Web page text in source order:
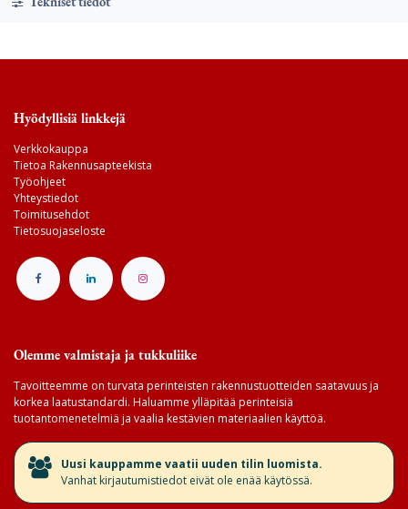
Hyödyllisiä linkkejä
Verkkokauppa
Tietoa Rakennusapteekista
Työohjeet
Yhteystiedot
Toimitusehdot
Tietosuojaseloste
Olemme valmistaja ja tukkuliike
Tavoitteemme on turvata perinteisten rakennustuotteiden saatavuus ja
korkea laatustandardi. Haluamme ylläpitää perinteisiä
tuotantomenetelmiä ja vaalia kestävien materiaalien käyttöä.
​Uusi kauppamme vaatii uuden tilin luomista.
Vanhat kirjautumistiedot eivät ole enää käytössä.